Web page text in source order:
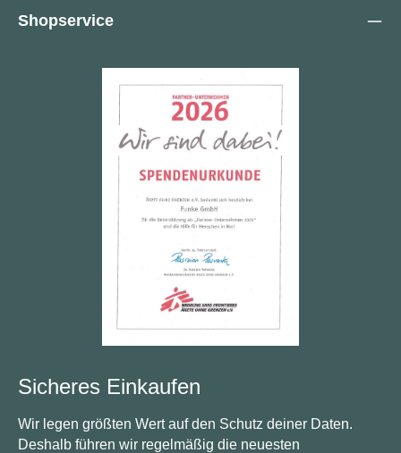
Shopservice
Sicheres Einkaufen
Wir legen größten Wert auf den Schutz deiner Daten.
Deshalb führen wir regelmäßig die neuesten